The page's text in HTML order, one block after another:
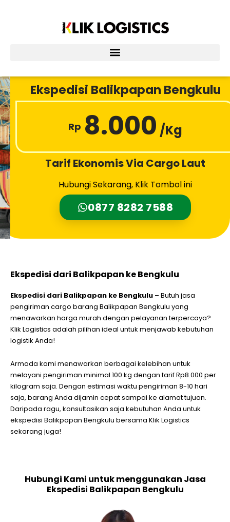
Ekspedisi Balikpapan Bengkulu
Rp 8.000 /Kg
Tarif Ekonomis Via Cargo Laut
Hubungi Sekarang, Klik Tombol ini
0877 8282 7588
Ekspedisi dari Balikpapan ke Bengkulu
Ekspedisi dari Balikpapan ke Bengkulu – Butuh jasa
pengiriman cargo barang Balikpapan Bengkulu yang
menawarkan harga murah dengan pelayanan terpercaya?
Klik Logistics adalah pilihan ideal untuk menjawab kebutuhan
logistik Anda!
Armada kami menawarkan berbagai kelebihan untuk
melayani pengiriman minimal 100 kg dengan tarif Rp8.000 per
kilogram saja. Dengan estimasi waktu pengiriman 8-10 hari
saja, barang Anda dijamin cepat sampai ke alamat tujuan.
Daripada ragu, konsultasikan saja kebutuhan Anda untuk
ekspedisi Balikpapan Bengkulu bersama Klik Logistics
sekarang juga!
Hubungi Kami untuk menggunakan Jasa
Ekspedisi Balikpapan Bengkulu